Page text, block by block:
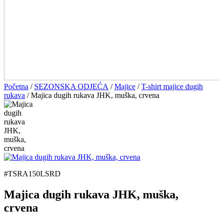
Početna / SEZONSKA ODJEĆA /Majice /T-shirt majice dugih
rukava / Majica dugih rukava JHK, muška, crvena
#TSRA150LSRD
Majica dugih rukava JHK, muška,
crvena